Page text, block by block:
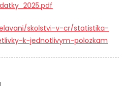
skolstvi-v-cr/statistika-
k-jednotlivym-polozkam